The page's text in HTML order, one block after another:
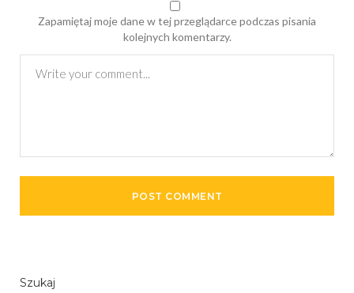
Zapamiętaj moje dane w tej przeglądarce podczas pisania
kolejnych komentarzy.
Szukaj